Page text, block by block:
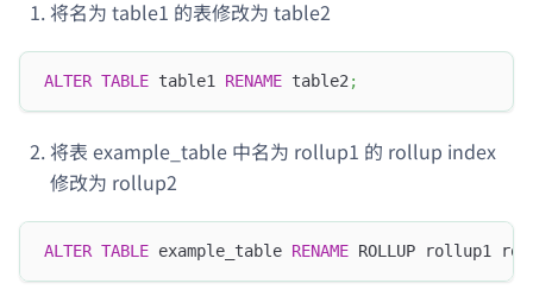
将名为 table1 的表修改为 table2
ALTER TABLE table1 RENAME table2 ;
将表 example_table 中名为 rollup1 的 rollup index
修改为 rollup2
ALTER TABLE example_table RENAME ROLLUP rollup1